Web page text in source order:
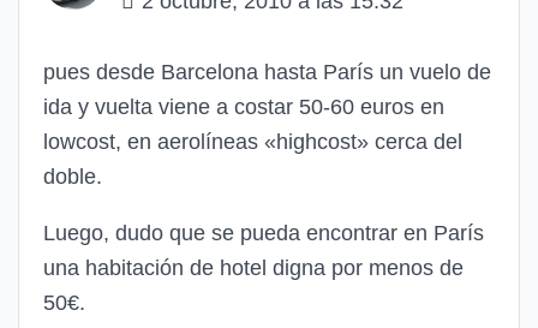
pues desde Barcelona hasta París un vuelo de
ida y vuelta viene a costar 50-60 euros en
lowcost, en aerolíneas «highcost» cerca del
doble.
Luego, dudo que se pueda encontrar en París
una habitación de hotel digna por menos de
50€.